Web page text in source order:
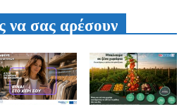
να σας αρέσουν